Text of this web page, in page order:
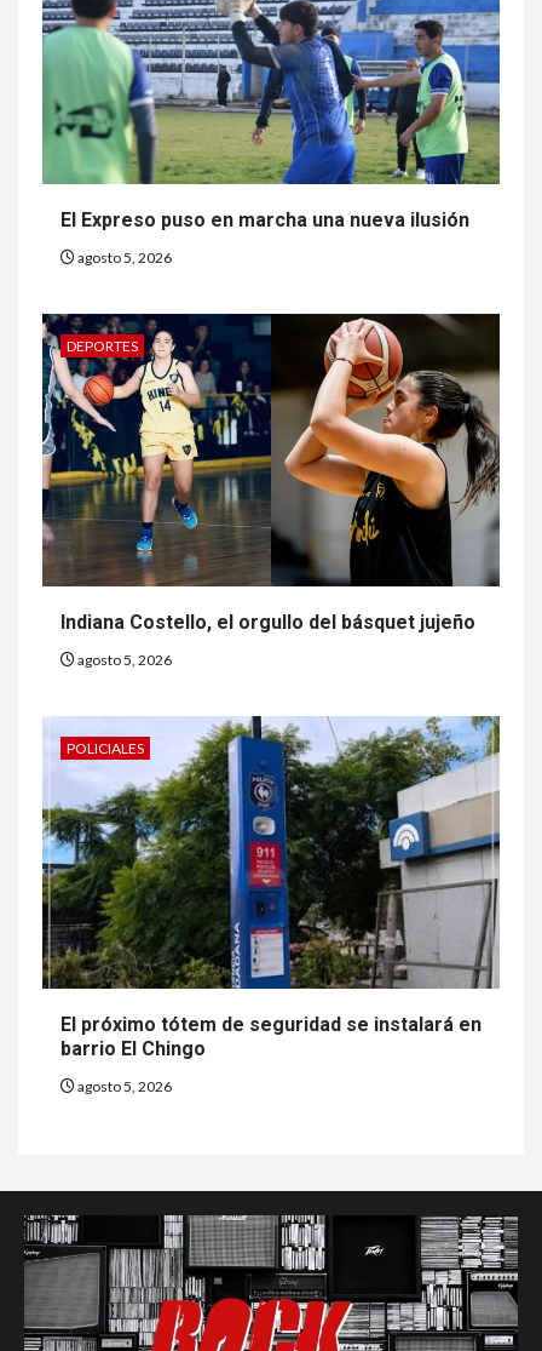
El Expreso puso en marcha una nueva ilusión
agosto 5, 2026
DEPORTES
Indiana Costello, el orgullo del básquet jujeño
agosto 5, 2026
POLICIALES
El próximo tótem de seguridad se instalará en
barrio El Chingo
agosto 5, 2026